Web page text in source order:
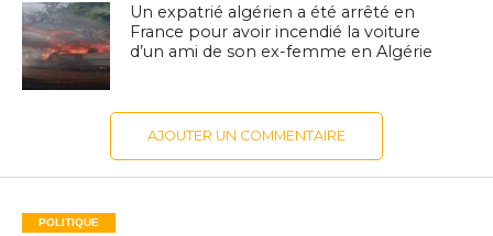
Un expatrié algérien a été arrêté en
France pour avoir incendié la voiture
d’un ami de son ex-femme en Algérie
AJOUTER UN COMMENTAIRE
POLITIQUE